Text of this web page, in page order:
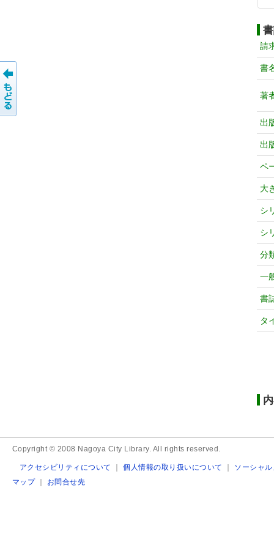
請
書
著
出
出
ペ
大
シ
シ
分
一
書
タ
Copyright © 2008 Nagoya City Library. All rights reserved.
アクセシビリティについて ｜個人情報の取り扱いについて ｜ ソーシャ
マップ｜ お問合せ先